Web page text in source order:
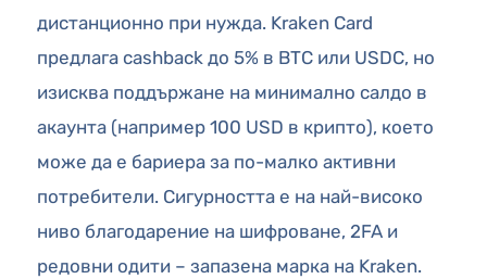
дистанционно при нужда. Kraken Card
предлага cashback до 5% в BTC или USDC, но
изисква поддържане на минимално салдо в
акаунта (например 100 USD в крипто), което
може да е бариера за по-малко активни
потребители. Сигурността е на най-високо
ниво благодарение на шифроване, 2FA и
редовни одити – запазена марка на Kraken.